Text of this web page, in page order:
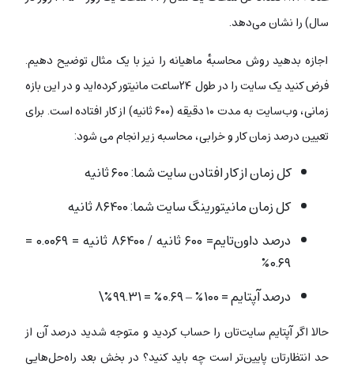
سال) را نشان می‌دهد.
اجازه بدهید روش محاسبهٔ ماهیانه را نیز با یک مثال توضیح دهیم.
فرض کنید یک سایت را در طول ۲۴ساعت مانیتور کرده‌اید و در این بازه
زمانی، وب‌سایت به مدت ۱۰ دقیقه (۶۰۰ ثانیه) از کار افتاده است. برای
تعیین درصد زمان کار و خرابی، محاسبه زیر انجام می شود:
کل زمان از کار افتادن سایت شما: ۶۰۰ ثانیه
کل زمان مانیتورینگ سایت شما: ۸۶۴۰۰ ثانیه
درصد داون‌تایم= ۶۰۰ ثانیه / ۸۶۴۰۰ ثانیه = ۰.۰۰۶۹ =
۰.۶۹٪
درصد آپتایم = ۱۰۰٪ – ۰.۶۹٪ = ۹۹.۳۱٪\
حالا اگر آپتایم سایت‌تان را حساب کردید و متوجه شدید درصد آن از
حد انتظارتان پایین‌تر است چه باید کنید؟ در بخش بعد راه‌حل‌هایی